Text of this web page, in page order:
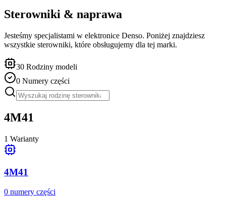
Sterowniki & naprawa
Jesteśmy specjalistami w elektronice Denso. Poniżej znajdziesz
wszystkie sterowniki, które obsługujemy dla tej marki.
30 Rodziny modeli
0 Numery części
4M41
1 Warianty
4M41
0 numery części